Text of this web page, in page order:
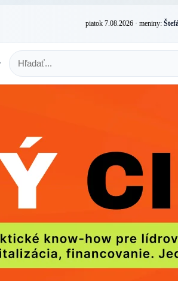
piatok 7.08.2026 · meniny: